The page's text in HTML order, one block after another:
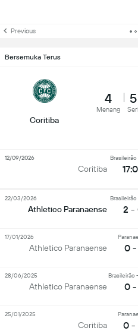
Previous
Bersemuka Terus
Coritiba
4
Menang
5
Seri
Coritiba
Brasileirão
12/09/2026
Athletico Paranaense
Brasileirão
2 -
22/03/2026
Athletico Paranaense 0 -
17/01/2026
Athletico Paranaense
Brasileirão
0 -
28/06/2025
Coritiba 0 -
25/01/2025